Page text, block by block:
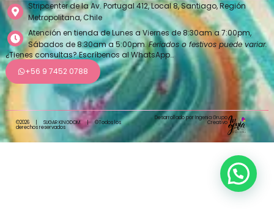
Stripcenter de la Av. Portugal 412, Local 8, Santiago, Región
Metropolitana, Chile
Atención en tienda de Lunes a Viernes de 8:30am a 7:00pm,
Sábados de 8:30am a 5:00pm.Feriados o festivos puede variar.
¿Tienes consultas? Escríbenos al WhatsApp…
+56 9 7452 0788
©2026 SUGAR KINGDOM | ©Todos los
derechos reservados
Desarrollado por Ingenia Grupo
Creativo